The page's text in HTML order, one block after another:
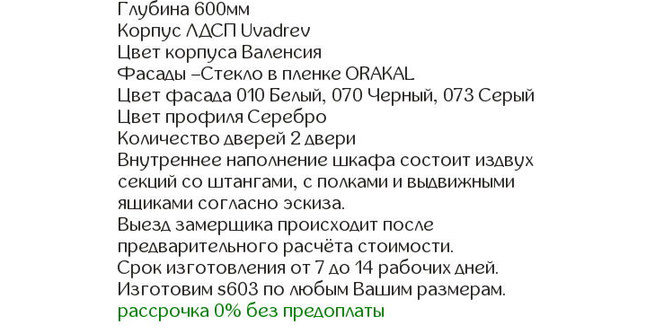
Глубина 600мм
Корпус ЛДСП Uvadrev
Цвет корпуса Валенсия
Фасады –Стекло в пленке ORAKAL
Цвет фасада 010 Белый, 070 Черный, 073 Серый
Цвет профиля Серебро
Количество дверей 2 двери
Внутреннее наполнение шкафа состоит издвух
секций со штангами, с полками и выдвижными
ящиками согласно эскиза.
Выезд замерщика происходит после
предварительного расчёта стоимости.
Срок изготовления от 7 до 14 рабочих дней.
Изготовим s603 по любым Вашим размерам.
рассрочка 0% без предоплаты